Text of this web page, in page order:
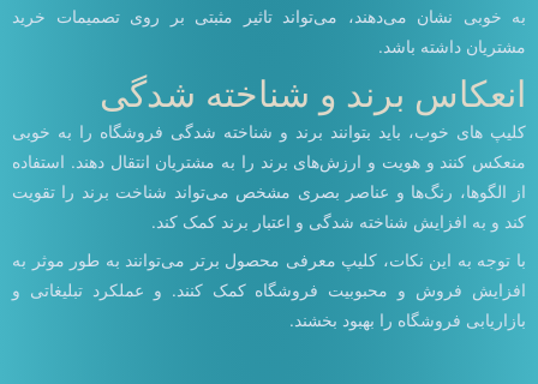
به خوبی نشان می‌دهند، می‌تواند تاثیر مثبتی بر روی تصمیمات خرید
مشتریان داشته باشد.
انعکاس برند و شناخته شدگی
کلیپ های خوب، باید بتوانند برند و شناخته شدگی فروشگاه را به خوبی
منعکس کنند و هویت و ارزش‌های برند را به مشتریان انتقال دهند. استفاده
از الگوها، رنگ‌ها و عناصر بصری مشخص می‌تواند شناخت برند را تقویت
کند و به افزایش شناخته شدگی و اعتبار برند کمک کند.
با توجه به این نکات، کلیپ معرفی محصول برتر می‌توانند به طور موثر به
افزایش فروش و محبوبیت فروشگاه کمک کنند. و عملکرد تبلیغاتی و
بازاریابی فروشگاه را بهبود بخشند.